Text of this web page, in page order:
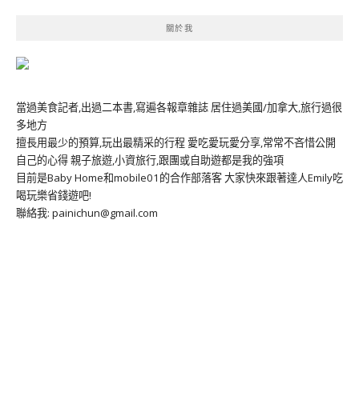
關於我
當過美食記者,出過二本書,寫遍各報章雜誌 居住過美國/加拿大,旅行過很
多地方
擅長用最少的預算,玩出最精采的行程 愛吃愛玩愛分享,常常不吝惜公開
自己的心得 親子旅遊,小資旅行,跟團或自助遊都是我的強項
目前是Baby Home和mobile01的合作部落客 大家快來跟著達人Emily吃
喝玩樂省錢遊吧!
聯絡我: painichun@gmail.com